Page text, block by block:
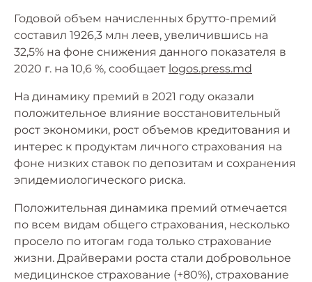
Годовой объем начисленных брутто-премий
составил 1926,3 млн леев, увеличившись на
32,5% на фоне снижения данного показателя в
2020 г. на 10,6 %, сообщает logos.press.md
На динамику премий в 2021 году оказали
положительное влияние восстановительный
рост экономики, рост объемов кредитования и
интерес к продуктам личного страхования на
фоне низких ставок по депозитам и сохранения
эпидемиологического риска.
Положительная динамика премий отмечается
по всем видам общего страхования, несколько
просело по итогам года только страхование
жизни. Драйверами роста стали добровольное
медицинское страхование (+80%), страхование